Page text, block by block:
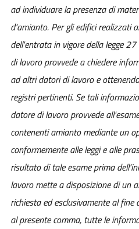
ad individuare la presenza di
d'amianto. Per gli edifici realizzati
dell'entrata in vigore della legge
di lavoro provvede a chiedere
ad altri datori di lavoro e
registri pertinenti. Se tali
datore di lavoro provvede
contenenti amianto mediante un
conformemente alle leggi e alle
risultato di tale esame prima
lavoro mette a disposizione di un
richiesta ed esclusivamente al
al presente comma, tutte le